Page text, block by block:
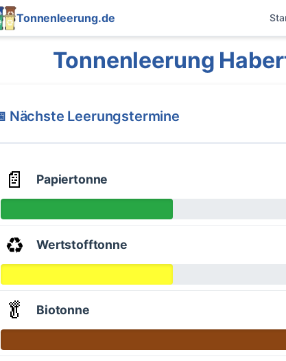
Tonnenleerung.de
Tonnenleerung
Nächste Leerungstermine
📄 Papiertonne
♻️ Wertstofftonne
🥬 Biotonne